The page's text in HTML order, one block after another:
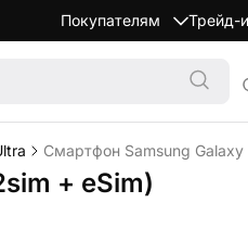
Покупателям Трейд-
Смартфон Samsung
+ eSim)